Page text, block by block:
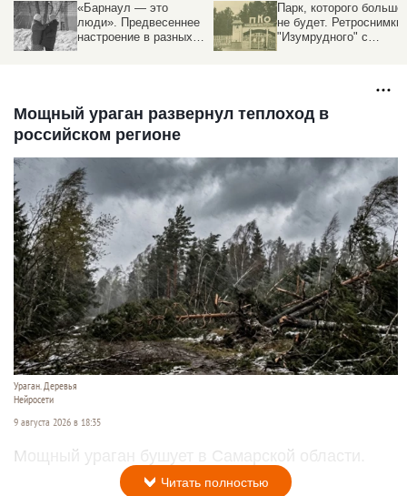
«Барнаул — это
люди». Предвесеннее
настроение в разных
Парк, которого больше
не будет. Ретроснимки
"Изумрудного" с
Мощный ураган развернул теплоход в
российском регионе
Ураган. Деревья
Нейросети
9 августа 2026 в 18:35
Мощный ураган бушует в Самарской области.
Читать полностью